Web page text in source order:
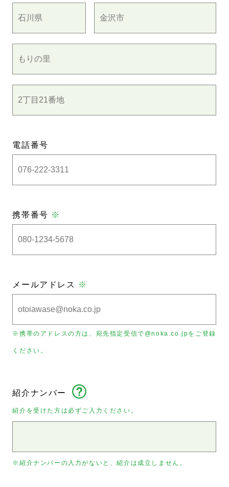
電話番号
携帯番号 ※
メールアドレス ※
※携帯のアドレスの方は、宛先指定受信で@noka.co.jpをご登録
ください。
紹介ナンバー
紹介を受けた方は必ずご入力ください。
※紹介ナンバーの入力がないと、紹介は成立しません。